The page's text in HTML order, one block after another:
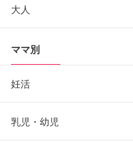
大人
ママ別
妊活
乳児・幼児